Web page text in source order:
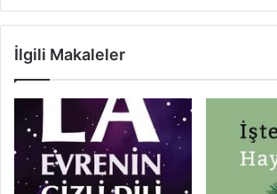
İlgili Makaleler